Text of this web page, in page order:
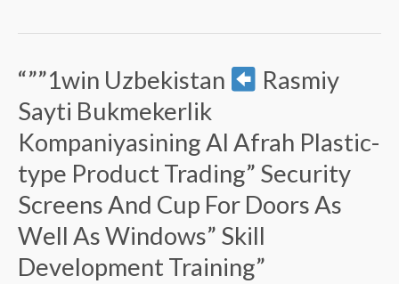
Windows”
Development
Training”
“””1win Uzbekistan
Rasmiy
Sayti Bukmekerlik
Kompaniyasining Al Afrah Plastic-
type Product Trading” Security
Screens And Cup For Doors As
Well As Windows” Skill
Development Training”
“””1win
Rasmiy
Sayti
Bukmekerlik
Kompaniyasining
Al
Plastic-